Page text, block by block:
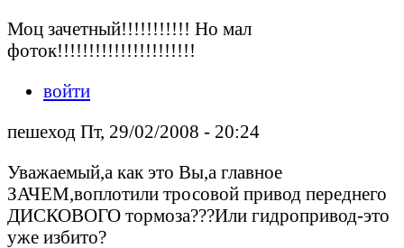
Моц зачетный!!!!!!!!!!! Но мал
фоток!!!!!!!!!!!!!!!!!!!!!!
войти
пешеход Пт, 29/02/2008 - 20:24
Уважаемый,а как это Вы,а главное
ЗАЧЕМ,воплотили тросовой привод переднего
ДИСКОВОГО тормоза???Или гидропривод-это
уже избито?